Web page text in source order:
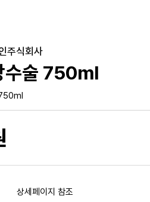
꿀
7 한약
주식회사
수술 750ml
상세페이지 참조